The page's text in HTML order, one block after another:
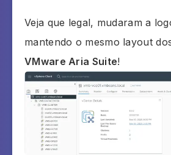
Veja que legal, mudaram a
mantendo o mesmo layout
VMware Aria Suite!